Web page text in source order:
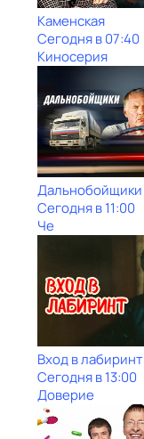
Каменская
Сегодня в 07:40
Киносерия
Дальнобойщики
Сегодня в 11:00
Че
Вход в лабиринт
Сегодня в 13:00
Доверие